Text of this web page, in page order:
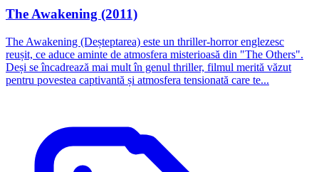
The Awakening (2011)
The Awakening (Deșteptarea) este un thriller-horror englezesc
reușit, ce aduce aminte de atmosfera misterioasă din "The Others".
Deși se încadrează mai mult în genul thriller, filmul merită văzut
pentru povestea captivantă și atmosfera tensionată care te...